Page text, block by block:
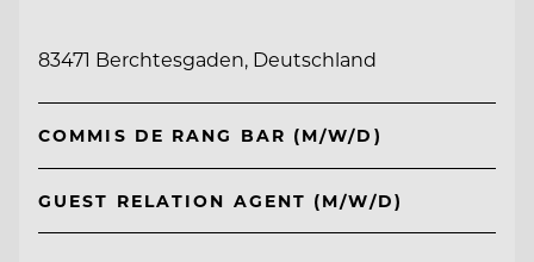
83471 Berchtesgaden, Deutschland
COMMIS DE RANG BAR (M/W/D)
GUEST RELATION AGENT (M/W/D)